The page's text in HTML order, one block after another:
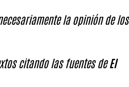
la opinión de los
citando las fuentes deEl